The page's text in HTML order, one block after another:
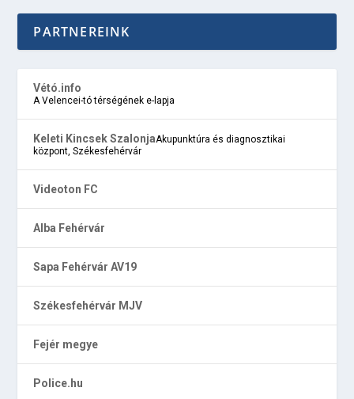
PARTNEREINK
Vétó.info
A Velencei-tó térségének e-lapja
Keleti Kincsek SzalonjaAkupunktúra és diagnosztikai
központ, Székesfehérvár
Videoton FC
Alba Fehérvár
Sapa Fehérvár AV19
Székesfehérvár MJV
Fejér megye
Police.hu